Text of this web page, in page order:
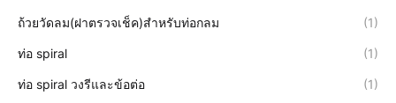
ถ้วยวัดลม(ฝาตรวจเช็ค)สำหรับท่อกลม (1)
ท่อ spiral (1)
ท่อ spiral วงรีและข้อต่อ (1)